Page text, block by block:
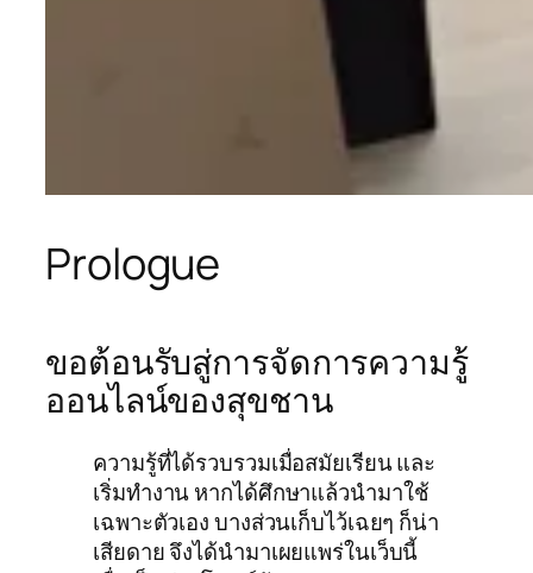
Prologue
ขอต้อนรับสู่การจัดการความรู้
ออนไลน์ของสุขชาน
ความรู้ที่ได้รวบรวมเมื่อสมัยเรียน และ
เริ่มทำงาน หากได้ศึกษาแล้วนำมาใช้
เฉพาะตัวเอง บางส่วนเก็บไว้เฉยๆ ก็น่า
เสียดาย จึงได้นำมาเผยแพร่ในเว็บนี้